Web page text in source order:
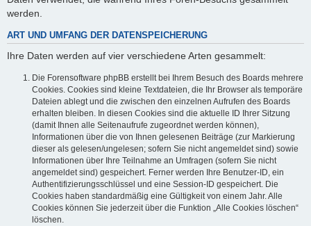
werden.
ART UND UMFANG DER DATENSPEICHERUNG
Ihre Daten werden auf vier verschiedene Arten gesammelt:
Die Forensoftware phpBB erstellt bei Ihrem Besuch des Boards mehrere
Cookies. Cookies sind kleine Textdateien, die Ihr Browser als temporäre
Dateien ablegt und die zwischen den einzelnen Aufrufen des Boards
erhalten bleiben. In diesen Cookies sind die aktuelle ID Ihrer Sitzung
(damit Ihnen alle Seitenaufrufe zugeordnet werden können),
Informationen über die von Ihnen gelesenen Beiträge (zur Markierung
dieser als gelesen/ungelesen; sofern Sie nicht angemeldet sind) sowie
Informationen über Ihre Teilnahme an Umfragen (sofern Sie nicht
angemeldet sind) gespeichert. Ferner werden Ihre Benutzer-ID, ein
Authentifizierungsschlüssel und eine Session-ID gespeichert. Die
Cookies haben standardmäßig eine Gültigkeit von einem Jahr. Alle
Cookies können Sie jederzeit über die Funktion „Alle Cookies löschen“
löschen.